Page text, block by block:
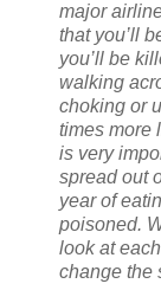
major
that you’ll
you’ll be
walking
choking or
times more
is very
spread out
year of
poisoned.
look at
change the